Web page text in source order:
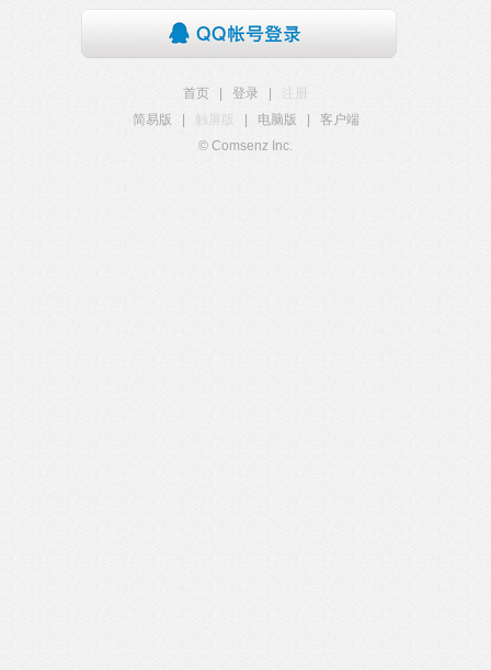
首页 登录
注册
简易版
触屏版 电脑版
客户端
© Comsenz Inc.